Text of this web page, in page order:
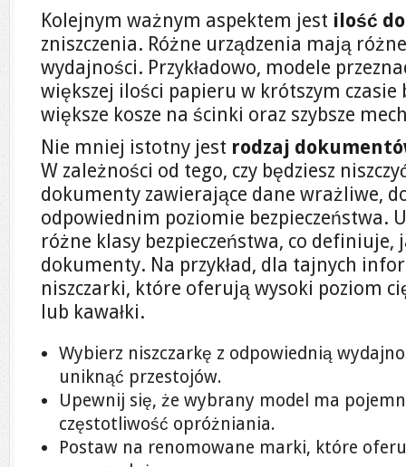
Kolejnym ważnym aspektem jest ilość
zniszczenia. Różne urządzenia mają
wydajności. Przykładowo, modele
większej ilości papieru w krótszym czasie
większe kosze na ścinki oraz szybsze
Nie mniej istotny jest rodzaj
W zależności od tego, czy będziesz
dokumenty zawierające dane wrażliwe,
odpowiednim poziomie bezpieczeństwa.
różne klasy bezpieczeństwa, co definiuje,
dokumenty. Na przykład, dla tajnych
niszczarki, które oferują wysoki poziom
lub kawałki.
Wybierz niszczarkę z odpowiednią
uniknąć przestojów.
Upewnij się, że wybrany model ma
częstotliwość opróżniania.
Postaw na renomowane marki, które